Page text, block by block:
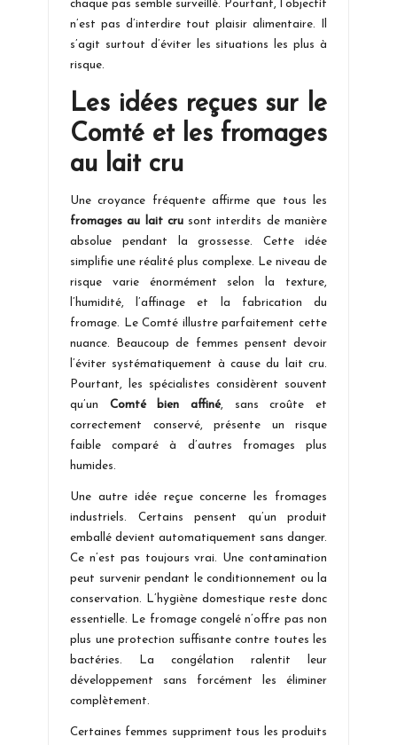
chaque pas semble surveillé. Pourtant, l’objectif
n’est pas d’interdire tout plaisir alimentaire. Il
s’agit surtout d’éviter les situations les plus à
risque.
Les idées reçues sur le
Comté et les fromages
au lait cru
Une croyance fréquente affirme que tous les
fromages au lait crusont interdits de manière
absolue pendant la grossesse. Cette idée
simplifie une réalité plus complexe. Le niveau de
risque varie énormément selon la texture,
l’humidité, l’affinage et la fabrication du
fromage. Le Comté illustre parfaitement cette
nuance. Beaucoup de femmes pensent devoir
l’éviter systématiquement à cause du lait cru.
Pourtant, les spécialistes considèrent souvent
qu’un Comté bien affiné, sans croûte et
correctement conservé, présente un risque
faible comparé à d’autres fromages plus
humides.
Une autre idée reçue concerne les fromages
industriels. Certains pensent qu’un produit
emballé devient automatiquement sans danger.
Ce n’est pas toujours vrai. Une contamination
peut survenir pendant le conditionnement ou la
conservation. L’hygiène domestique reste donc
essentielle. Le fromage congelé n’offre pas non
plus une protection suffisante contre toutes les
bactéries. La congélation ralentit leur
développement sans forcément les éliminer
complètement.
Certaines femmes suppriment tous les produits